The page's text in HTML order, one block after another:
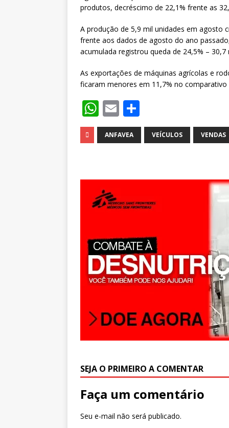
produtos, decréscimo de 22,1% frente as
A produção de 5,9 mil unidades em agosto
frente aos dados de agosto do ano
acumulada registrou queda de 24,5% –
As exportações de máquinas agrícolas e
ficaram menores em 11,7% no
W
h
at
A
p
p
E
m
ai
h
ar
ANFAVEA VEÍCULOS VENDAS
SEJA O PRIMEIRO A COMENTAR
Faça um comentário
Seu e-mail não será publicado.